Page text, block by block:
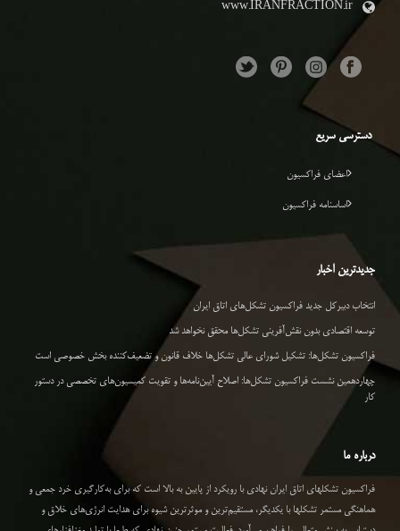
www.IRANFRACTION.ir
دسترسی سریع
اعضای فراکسیون
اساسنامه فراکسیون
جدیدترین اخبار
انتخاب دبیرکل جدید فراکسیون تشکل‌های اتاق ایران
توسعه اقتصادی بدون نقش‌آفرینی تشکل‌ها محقق نخواهد شد
فراکسیون تشکل‌ها: تشکیل شورای عالی تشکل‌ها خلاف قانون و تضعیف‌کننده بخش خصوصی است
چهاردهمین نشست فراکسیون تشکل‌ها: اصلاح آیین‌نامه‌ها و تقویت کمیسیون‌های تخصصی در دستور
کار
درباره ما
فراکسیون تشکلهای اتاق ایران نهادی با رویکرد از پایین به بالا است که برای به‌کارگیری خرد جمعی و
هماهنگی مستمر تشکلها با یکدیگر، مستقیم‌ترین و موثرترین شیوه برای هدایت انرژی‌های خلاق و